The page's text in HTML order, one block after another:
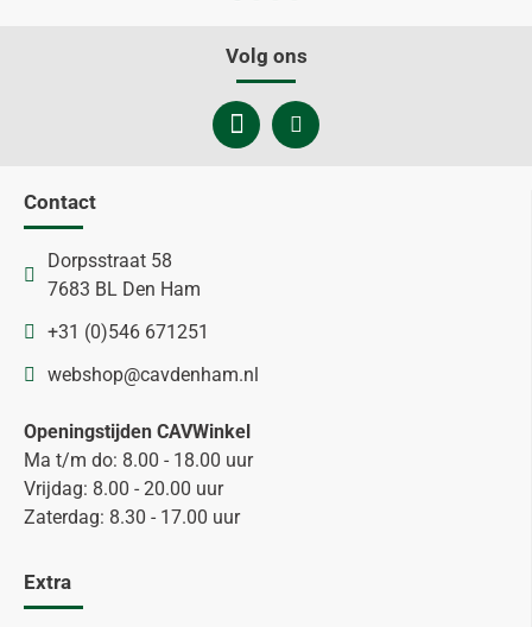
Volg ons
Contact
Dorpsstraat 58
7683 BL Den Ham
+31 (0)546 671251
webshop@cavdenham.nl
Openingstijden CAVWinkel
Ma t/m do: 8.00 - 18.00 uur
Vrijdag: 8.00 - 20.00 uur
Zaterdag: 8.30 - 17.00 uur
Extra